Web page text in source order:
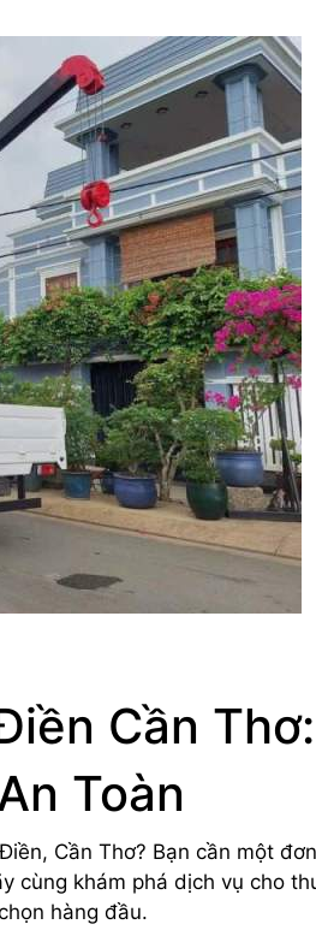
Cần Thơ:
Toàn
Cần Thơ? Bạn cần một
cùng khám phá dịch vụ cho
hàng đầu.